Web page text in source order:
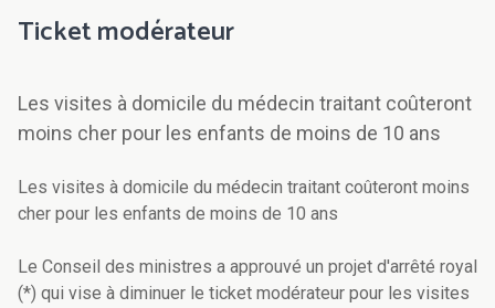
Ticket modérateur
Les visites à domicile du médecin traitant coûteront
moins cher pour les enfants de moins de 10 ans
Les visites à domicile du médecin traitant coûteront moins
cher pour les enfants de moins de 10 ans
Le Conseil des ministres a approuvé un projet d'arrêté royal
(*) qui vise à diminuer le ticket modérateur pour les visites